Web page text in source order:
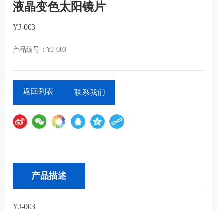
液晶变色太阳镜片
YJ-003
产品编号：YJ-003
返回列表 联系我们
产品描述
YJ-003